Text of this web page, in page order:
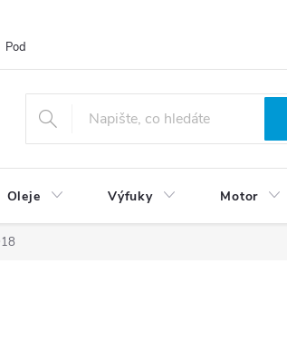
Podmínky ochrany osobních údajů
Oleje Výfuky Motor